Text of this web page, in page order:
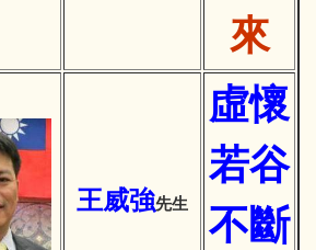
來
王威強先生
虛懷
若谷
不斷